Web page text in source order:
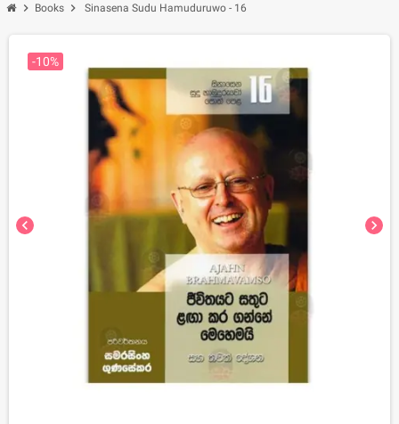
chevron_right Books chevron_right Sinasena Sudu Hamuduruwo - 16
chevron_left chevron_right
-10%